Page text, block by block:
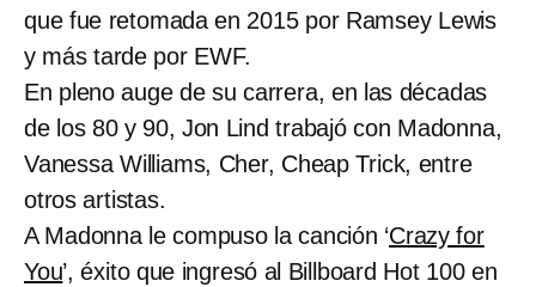
que fue retomada en 2015 por Ramsey Lewis
y más tarde por EWF.
En pleno auge de su carrera, en las décadas
de los 80 y 90, Jon Lind trabajó con Madonna,
Vanessa Williams, Cher, Cheap Trick, entre
otros artistas.
A Madonna le compuso la canción ‘Crazy for
You’, éxito que ingresó al Billboard Hot 100 en